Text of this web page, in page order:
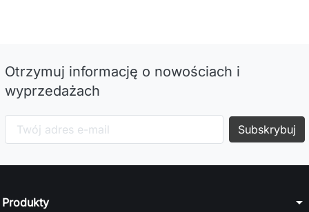
Otrzymuj informację o nowościach i
wyprzedażach
Produkty arrow_drop_down